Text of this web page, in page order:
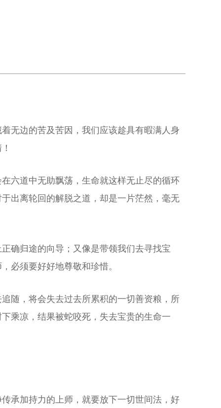
无边的苦及苦因，我们应该趁具有暇满人身
六道中无助飘荡，生命就这样无止尽的循环
出离轮回的解脱之道，却是一片茫然，毫无
确归途的向导；又像是带领我们去寻找宝
必须要好好地尊敬和珍惜。
随，将会失去过去所累积的一切善资粮，所
乘凉，结果被蛇咬死，失去宝贵的生命一
承加持力的上师，就要放下一切世间法，好